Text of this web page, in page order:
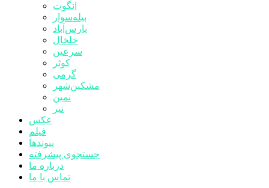
انگوت
بیله‌سوار
پارس‌آباد
خلخال
سرعین
کوثر
گرمی
مشکین‌شهر
نمین
نیر
عکس
فیلم
پیوندها
جستجوی پیشرفته
درباره ما
تماس با ما